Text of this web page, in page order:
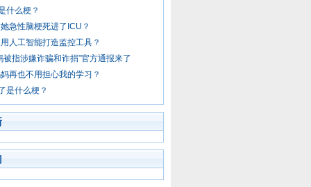
什么梗？
急性脑梗死进了ICU？
人工智能打造监控工具？
被指涉嫌诈骗和诈捐”官方通报来了
再也不用担心我的学习？
是什么梗？